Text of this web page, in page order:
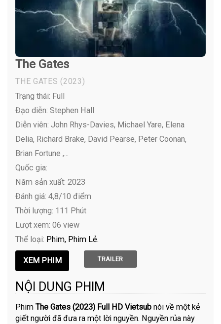
The Gates
THE GATES (2023)
Trạng thái: Full
Đạo diễn: Stephen Hall
Diễn viên: John Rhys-Davies, Michael Yare, Elena
Delia, Richard Brake, David Pearse, Peter Coonan,
Brian Fortune ,...
Quốc gia:
Năm sản xuất: 2023
Đánh giá: 4,8/10 điểm
Thời lượng: 111 Phút
Lượt xem: 06 view
Thể loại: Phim Phim Lẻ
TRAILER
NỘI DUNG PHIM
PhimThe Gates (2023) Full HD Vietsub nói về một kẻ
giết người đã đưa ra một lời nguyền. Nguyền rủa này